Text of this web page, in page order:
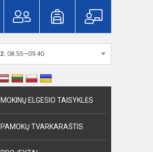
2. 08.55—09.40
MOKINŲ ELGESIO TAISYKLĖS
PAMOKŲ TVARKARAŠTIS